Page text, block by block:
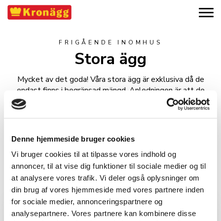
Denne hjemmeside bruger cookies
Vi bruger cookies til at tilpasse vores indhold og
annoncer, til at vise dig funktioner til sociale medier og til
at analysere vores trafik. Vi deler også oplysninger om
din brug af vores hjemmeside med vores partnere inden
for sociale medier, annonceringspartnere og
analysepartnere. Vores partnere kan kombinere disse
FRIGÅENDE INOMHUS
Stora ägg
Mycket av det goda! Våra stora ägg är exklusiva då de
endast finns i begränsad mängd. Anledningen är att de
värps under en begränsad tid under hönans värpningscykel.
10-pack
Storlek: L-XL
EAN-kod: 7310063743091